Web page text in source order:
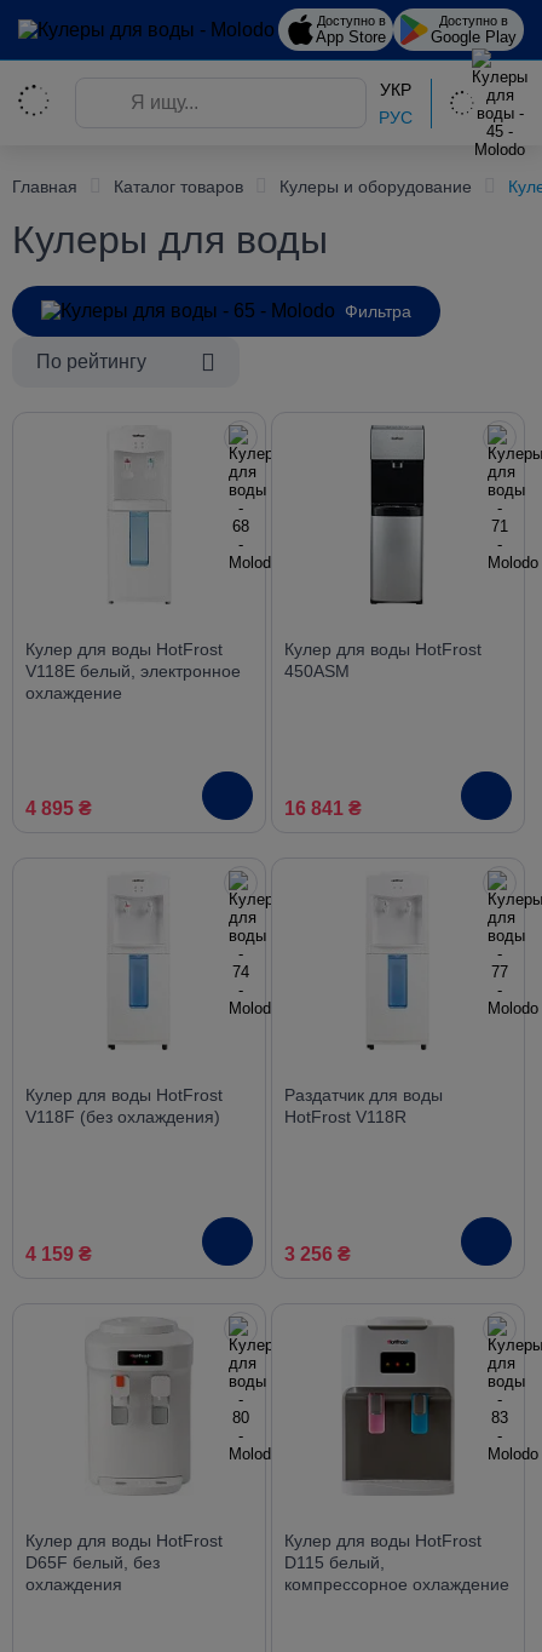
Доступно в
App Store
Доступно в
Google Play
УКР
РУС
Главная Каталог товаров Кулеры и оборудование
Кулеры для воды
Фильтра
По рейтингу
Кулер для воды HotFrost
V118E белый, электронное
охлаждение
4 895 ₴
Кулер для воды HotFrost
450ASM
16 841 ₴
Кулер для воды HotFrost
V118F (без охлаждения)
4 159 ₴
Раздатчик для воды
HotFrost V118R
3 256 ₴
Кулер для воды HotFrost
D65F белый, без
охлаждения
Кулер для воды HotFrost
D115 белый,
компрессорное охлаждение